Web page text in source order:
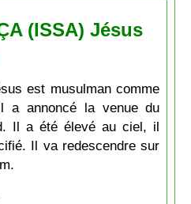
(ISSA) Jésus
est musulman comme
a annoncé la venue du
Il a été élevé au ciel, il
Il va redescendre sur